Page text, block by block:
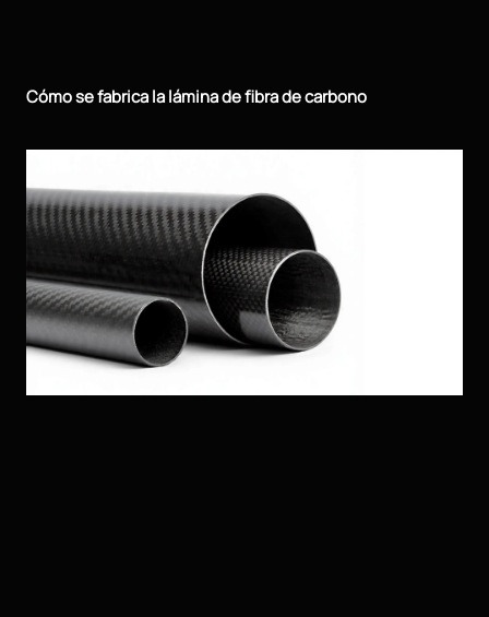
Cómo se fabrica la lámina de fibra de carbono